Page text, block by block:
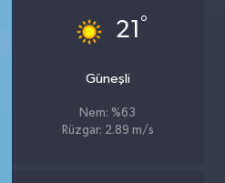
21 °
Güneşli
Nem: %63
Rüzgar: 2.89 m/s